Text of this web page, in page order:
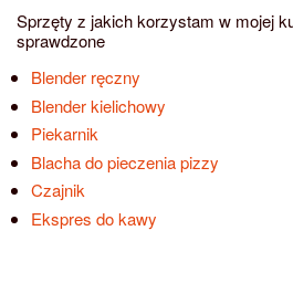
Sprzęty z jakich korzystam w mojej
sprawdzone
Blender ręczny
Blender kielichowy
Piekarnik
Blacha do pieczenia pizzy
Czajnik
Ekspres do kawy